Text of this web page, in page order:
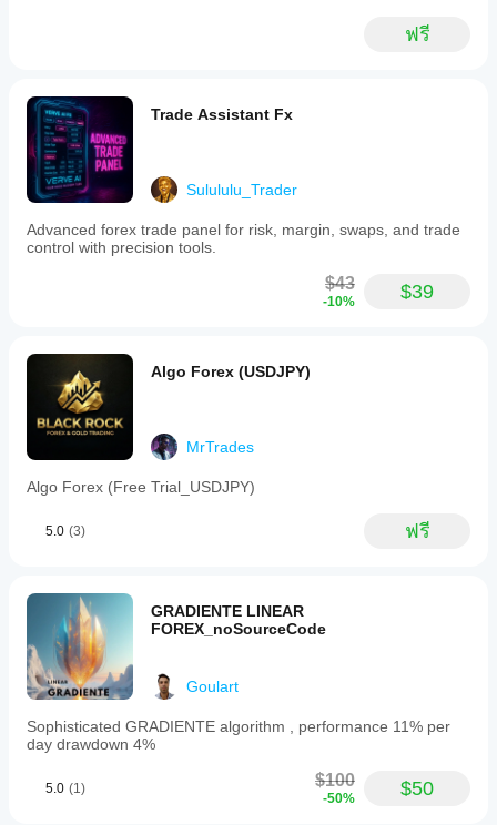
ฟรี
Trade Assistant Fx
Sulululu_Trader
Advanced forex trade panel for risk, margin, swaps, and trade
control with precision tools.
$43
-10% $39
Algo Forex (USDJPY)
MrTrades
Algo Forex (Free Trial_USDJPY)
5.0 (3) ฟรี
GRADIENTE LINEAR
FOREX_noSourceCode
Goulart
Sophisticated GRADIENTE algorithm , performance 11% per
day drawdown 4%
5.0 (1) $100
-50% $50